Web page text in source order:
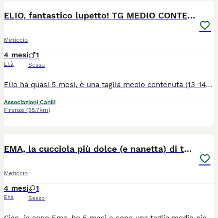
ELIO, fantastico lupetto! TG MEDIO CONTENUTA
Meticcio
4 mesi
Età
1
Sesso
Elio ha quasi 5 mesi, è una taglia medio contenuta (13-14kg da adulto) e con il suo mantello total black e le sue orecchie a punta è un lupetto versione mignon! Se vi piacciono i lupetti ma volete un cane di taglia più contenuta, lui è perfetto. Il suo carattere è un perfetto mix tra tenerezza ed energia scoppiettante: è un cucciolo dolce da morire e super coccolone ma è anche vivace, dinamico, giocherellone e furbo come una piccola volpe! E' intelligentissimo, curioso ed entusiasta di tutto, e proprio per questo la reclusione in box, senza possibilità di esplorare quel mondo che tanto ama, per Elio è una sofferenza. Non vede l'ora di avere qualcuno al sua fianco con cui condividere momenti di tenerezza, coccole, avventure, scoperte e divertimento. Ha tanto bisogno di un compagno di vita. E' un cucciolo formidabile e sarebbe un valore aggiunto ad una famiglia. Pensare che rischi di rimanere in canile ci distrugge, speriamo in un miracolo. - Qui mettiamo qualche foto ma se interessati contattateci e vi manderemo anche dei video, così potrete vederlo in tutta la sua simpatia e dolcezza). - Nelle prime foto potete vedere che aveva delle chiazze un po' spennacchiate. E' stato curato per un problema cutaneo (passeggero e NON contagioso) che ora è totalmente sconfitto, e il pelo è ricresciuto (come vedete nelle altre foto). Cerca casa in TOSCANA. Se siete interessati contattateci via WHATSAPP al 3890452494. Mandateci un messaggio di presentazione (raccontandoci un po' di voi, di dove vivrebbe e della vita che farebbe in vostra compagnia). Vi richiameremo.
Associazioni Canili
Firenze (65.7km)
EMA, la cucciola più dolce (e nanetta) di tutti!
Meticcio
4 mesi
Età
1
Sesso